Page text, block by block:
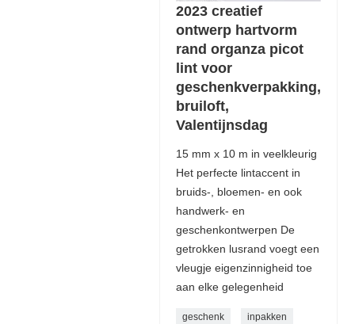
2023 creatief
ontwerp hartvorm
rand organza picot
lint voor
geschenkverpakking,
bruiloft,
Valentijnsdag
15 mm x 10 m in veelkleurig
Het perfecte lintaccent in
bruids-, bloemen- en ook
handwerk- en
geschenkontwerpen De
getrokken lusrand voegt een
vleugje eigenzinnigheid toe
aan elke gelegenheid
geschenk inpakken